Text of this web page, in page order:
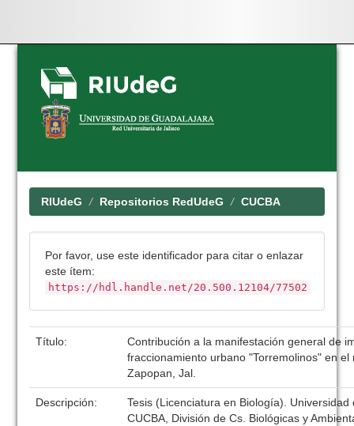
Skip
navigation
RIUdeG Repositorios RedUdeG CUCBA
Por favor, use este identificador para citar o enlazar
este ítem:
https://hdl.handle.net/20.500.12104/77502
Título:
Contribución a la manifestación general de
fraccionamiento urbano "Torremolinos" en el
Zapopan, Jal.
Descripción:
Tesis (Licenciatura en Biología). Universidad
CUCBA, División de Cs. Biológicas y